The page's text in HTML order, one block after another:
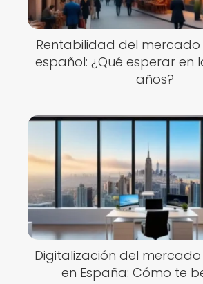
Rentabilidad del mercado
español: ¿Qué esperar en
años?
Digitalización del
en España: Cómo te